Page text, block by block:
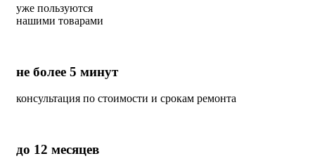
уже пользуются
нашими товарами
не более 5 минут
консультация по стоимости и срокам ремонта
до 12 месяцев